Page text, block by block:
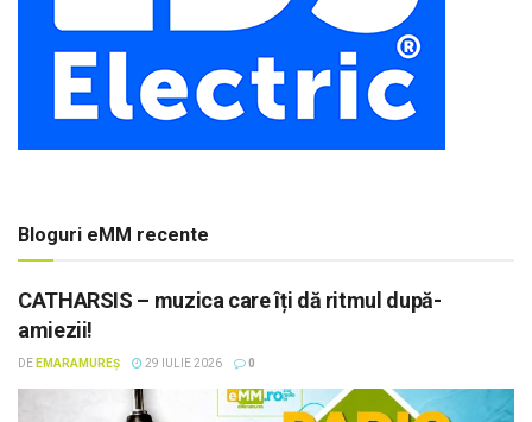
Bloguri eMM recente
CATHARSIS – muzica care îți dă ritmul după-
amiezii!
DE EMARAMUREȘ 29 IULIE 2026 0